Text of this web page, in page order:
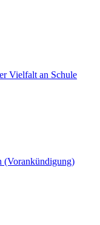
Vielfalt an Schule
(Vorankündigung)